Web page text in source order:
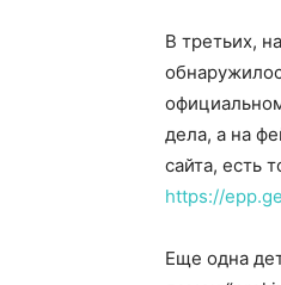
В третьих,
дела, а на
сайта, есть
https://
Еще одна